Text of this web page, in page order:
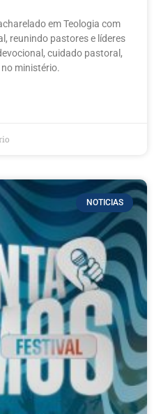
em Teologia com
reunindo pastores e líderes
cuidado pastoral,
ministério.
NOTICIAS